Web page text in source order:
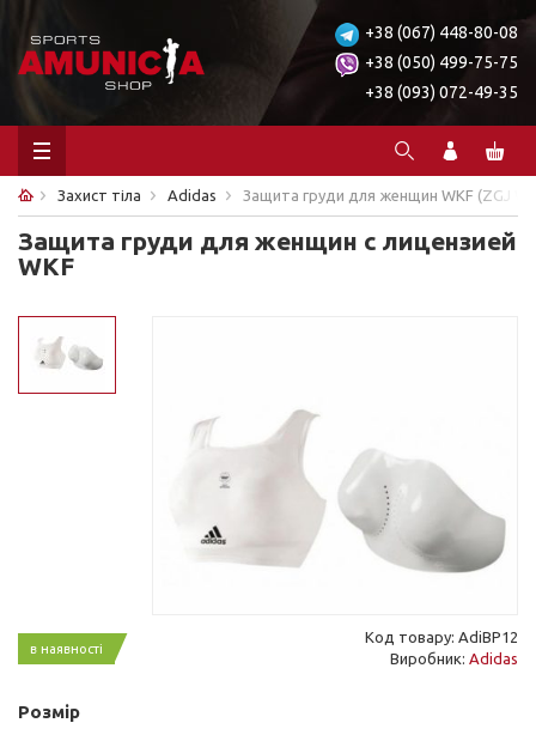
+38 (067) 448-80-08
+38 (050) 499-75-75
+38 (093) 072-49-35
Захист тіла Adidas Защита груди для женщин WKF (ZGJ
Защита груди для женщин с лицензией
WKF
в наявності
Код товару: AdiBP12
Виробник: Adidas
Розмір